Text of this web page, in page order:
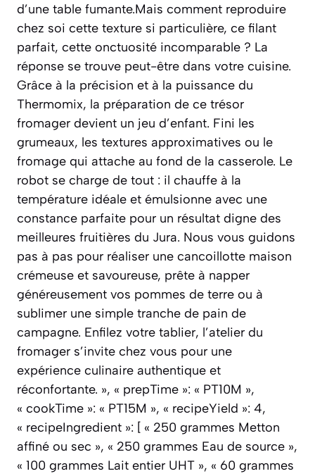
d’une table fumante.Mais comment reproduire
chez soi cette texture si particulière, ce filant
parfait, cette onctuosité incomparable ? La
réponse se trouve peut-être dans votre cuisine.
Grâce à la précision et à la puissance du
Thermomix, la préparation de ce trésor
fromager devient un jeu d’enfant. Fini les
grumeaux, les textures approximatives ou le
fromage qui attache au fond de la casserole. Le
robot se charge de tout : il chauffe à la
température idéale et émulsionne avec une
constance parfaite pour un résultat digne des
meilleures fruitières du Jura. Nous vous guidons
pas à pas pour réaliser une cancoillotte maison
crémeuse et savoureuse, prête à napper
généreusement vos pommes de terre ou à
sublimer une simple tranche de pain de
campagne. Enfilez votre tablier, l’atelier du
fromager s’invite chez vous pour une
expérience culinaire authentique et
réconfortante. », « prepTime »: « PT10M »,
« cookTime »: « PT15M », « recipeYield »: 4,
« recipeIngredient »: [ « 250 grammes Metton
affiné ou sec », « 250 grammes Eau de source »,
« 100 grammes Lait entier UHT », « 60 grammes